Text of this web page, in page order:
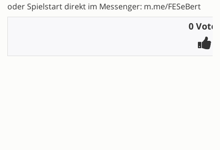
oder Spielstart direkt im Messenger: m.me/FESeBert
0